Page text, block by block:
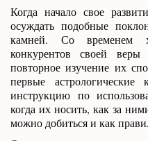
Когда начало свое
осуждать подобные
камней. Со временем
конкурентов своей
повторное изучение их
первые астрологические
инструкцию по
когда их носить, как за
можно добиться и как